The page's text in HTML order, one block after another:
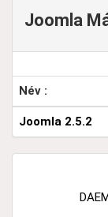
Joomla
Név :
Joomla 2.5.2